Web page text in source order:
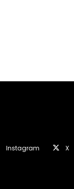
Instagram
X